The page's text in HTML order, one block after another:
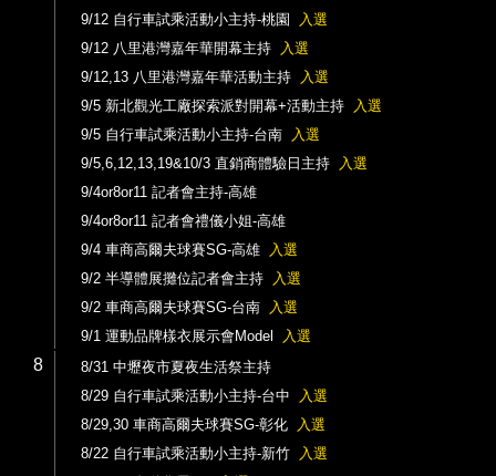
9/12 自行車試乘活動小主持-桃園
入選
9/12 八里港灣嘉年華開幕主持
入選
9/12,13 八里港灣嘉年華活動主持
入選
9/5 新北觀光工廠探索派對開幕+活動主持
入選
9/5 自行車試乘活動小主持-台南
入選
9/5,6,12,13,19&10/3 直銷商體驗日主持
入選
9/4or8or11 記者會主持-高雄
9/4or8or11 記者會禮儀小姐-高雄
9/4 車商高爾夫球賽SG-高雄
入選
9/2 半導體展攤位記者會主持
入選
9/2 車商高爾夫球賽SG-台南
入選
9/1 運動品牌樣衣展示會Model
入選
8
8/31 中壢夜市夏夜生活祭主持
8/29 自行車試乘活動小主持-台中
入選
8/29,30 車商高爾夫球賽SG-彰化
入選
8/22 自行車試乘活動小主持-新竹
入選